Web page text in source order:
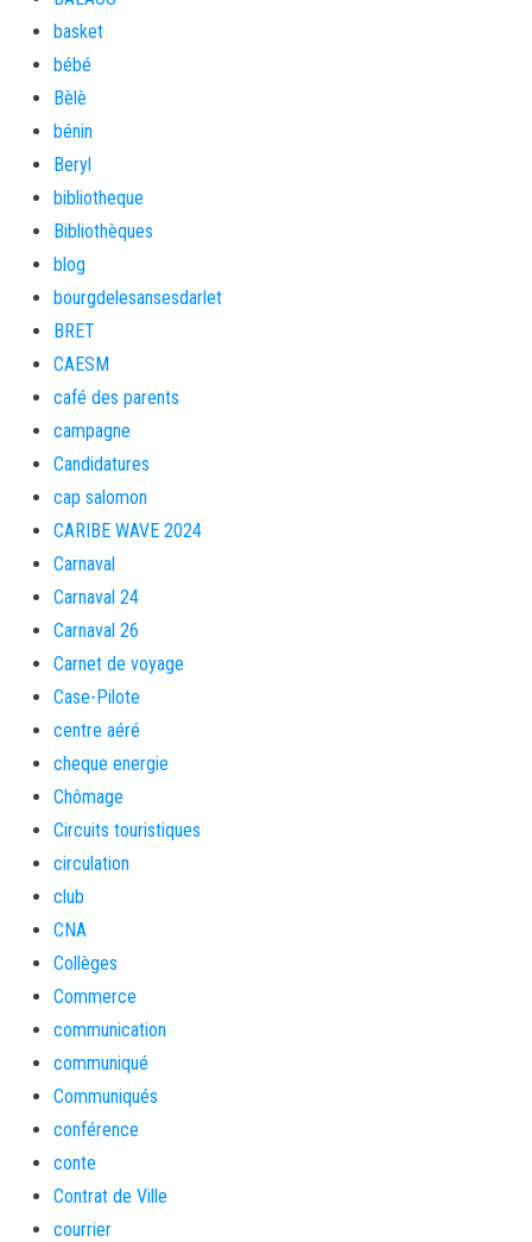
basket
bébé
Bèlè
bénin
Beryl
bibliotheque
Bibliothèques
blog
bourgdelesansesdarlet
BRET
CAESM
café des parents
campagne
Candidatures
cap salomon
CARIBE WAVE 2024
Carnaval
Carnaval 24
Carnaval 26
Carnet de voyage
Case-Pilote
centre aéré
cheque energie
Chômage
Circuits touristiques
circulation
club
CNA
Collèges
Commerce
communication
communiqué
Communiqués
conférence
conte
Contrat de Ville
courrier